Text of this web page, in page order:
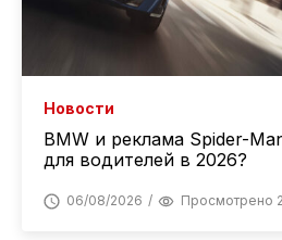
Новости
BMW и реклама Spider-
для водителей в 2026?
06/08/2026 Просмотрено